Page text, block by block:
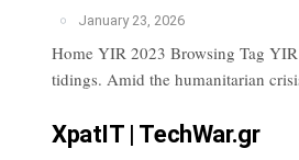
January 23, 2026
Home YIR 2023 Browsing Tag
tidings. Amid the humanitarian
XpatIT | TechWar.gr